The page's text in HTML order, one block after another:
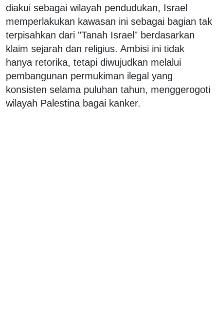
diakui sebagai wilayah pendudukan, Israel
memperlakukan kawasan ini sebagai bagian tak
terpisahkan dari "Tanah Israel" berdasarkan
klaim sejarah dan religius. Ambisi ini tidak
hanya retorika, tetapi diwujudkan melalui
pembangunan permukiman ilegal yang
konsisten selama puluhan tahun, menggerogoti
wilayah Palestina bagai kanker.